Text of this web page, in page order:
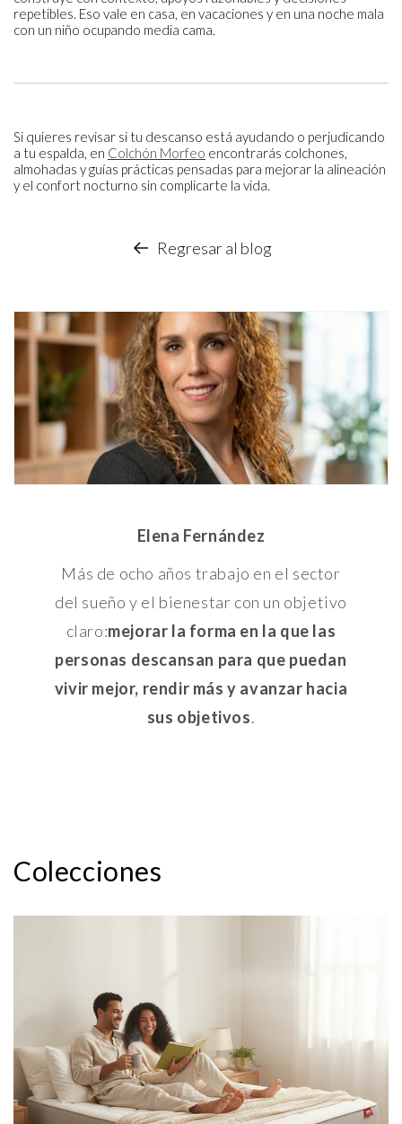
repetibles. Eso vale en casa, en vacaciones y en una noche mala
con un niño ocupando media cama.
Si quieres revisar si tu descanso está ayudando o perjudicando
a tu espalda, en Colchón Morfeo encontrarás colchones,
almohadas y guías prácticas pensadas para mejorar la alineación
y el confort nocturno sin complicarte la vida.
Regresar al blog
Elena Fernández
Más de ocho años trabajo en el sector
del sueño y el bienestar con un objetivo
claro:mejorar la forma en la que las
personas descansan para que puedan
vivir mejor, rendir más y avanzar hacia
sus objetivos.
Colecciones